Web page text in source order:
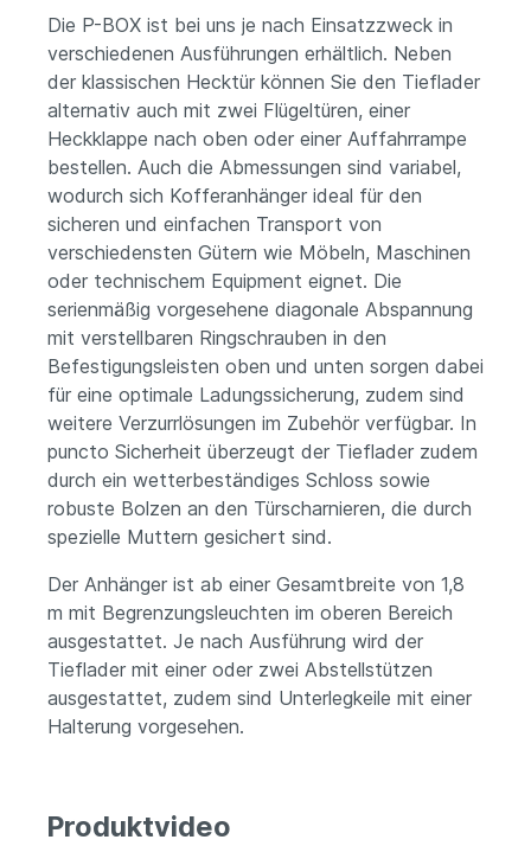
Die P-BOX ist bei uns je nach Einsatzzweck in
verschiedenen Ausführungen erhältlich. Neben
der klassischen Hecktür können Sie den Tieflader
alternativ auch mit zwei Flügeltüren, einer
Heckklappe nach oben oder einer Auffahrrampe
bestellen. Auch die Abmessungen sind variabel,
wodurch sich Kofferanhänger ideal für den
sicheren und einfachen Transport von
verschiedensten Gütern wie Möbeln, Maschinen
oder technischem Equipment eignet. Die
serienmäßig vorgesehene diagonale Abspannung
mit verstellbaren Ringschrauben in den
Befestigungsleisten oben und unten sorgen dabei
für eine optimale Ladungssicherung, zudem sind
weitere Verzurrlösungen im Zubehör verfügbar. In
puncto Sicherheit überzeugt der Tieflader zudem
durch ein wetterbeständiges Schloss sowie
robuste Bolzen an den Türscharnieren, die durch
spezielle Muttern gesichert sind.
Der Anhänger ist ab einer Gesamtbreite von 1,8
m mit Begrenzungsleuchten im oberen Bereich
ausgestattet. Je nach Ausführung wird der
Tieflader mit einer oder zwei Abstellstützen
ausgestattet, zudem sind Unterlegkeile mit einer
Halterung vorgesehen.
Produktvideo